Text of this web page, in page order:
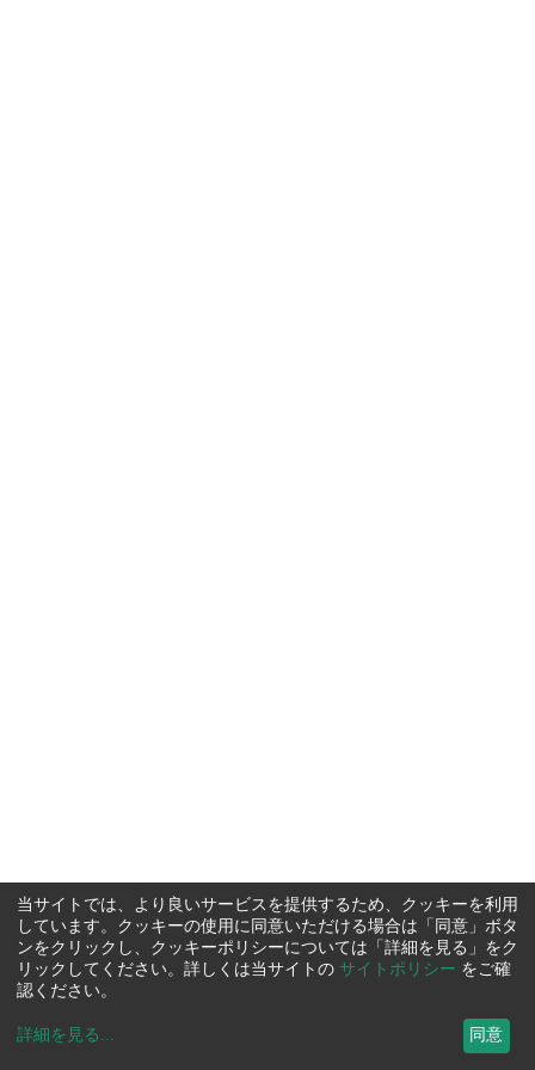
当サイトでは、より良いサービスを提供するため、クッキーを利用
しています。クッキーの使用に同意いただける場合は「同意」ボタ
ンをクリックし、クッキーポリシーについては「詳細を見る」をク
リックしてください。詳しくは当サイトの サイトポリシー をご確
認ください。
詳細を見る ... 同意